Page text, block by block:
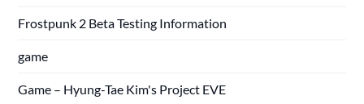
Frostpunk 2 Beta Testing Information
game
Game – Hyung-Tae Kim's Project EVE